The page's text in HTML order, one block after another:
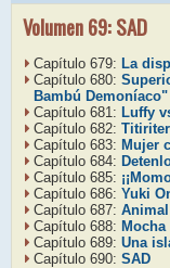
Volumen 69: SAD
Capítulo 679: La
Capítulo 680:
Bambú Demoníaco"
Capítulo 681: Luffy
Capítulo 682:
Capítulo 683: Mujer
Capítulo 684:
Capítulo 685:
Capítulo 686: Yuki
Capítulo 687:
Capítulo 688: Mocha
Capítulo 689: Una
Capítulo 690: SAD